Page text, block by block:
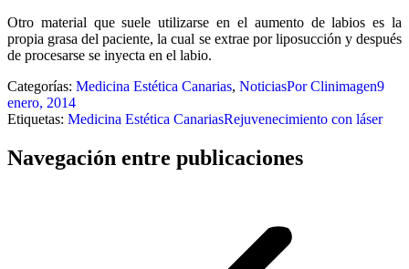
Otro material que suele utilizarse en el aumento de labios es la
propia grasa del paciente, la cual se extrae por liposucción y después
de procesarse se inyecta en el labio.
Categorías: Medicina Estética Canarias, NoticiasPorClinimagen9
enero, 2014
Etiquetas: Medicina Estética CanariasRejuvenecimiento con láser
Navegación entre publicaciones